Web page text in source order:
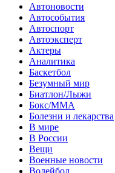
Автоновости
Автособытия
Автоспорт
Автоэксперт
Актеры
Аналитика
Баскетбол
Безумный мир
Биатлон/Лыжи
Бокс/MMA
Болезни и лекарства
В мире
В России
Вещи
Военные новости
Волейбол